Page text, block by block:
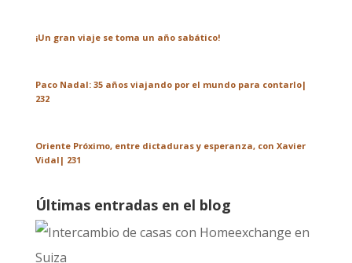
¡Un gran viaje se toma un año sabático!
Paco Nadal: 35 años viajando por el mundo para contarlo|
232
Oriente Próximo, entre dictaduras y esperanza, con Xavier
Vidal| 231
Últimas entradas en el blog